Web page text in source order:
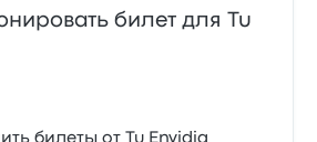
билет для Tu
билеты от Tu Envidia